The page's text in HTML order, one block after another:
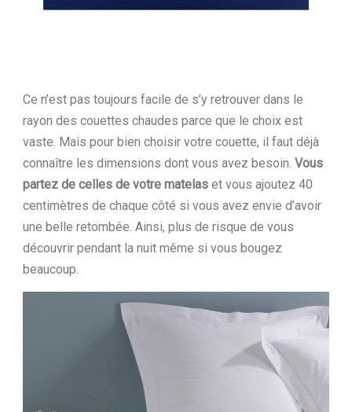
Ce n’est pas toujours facile de s’y retrouver dans le
rayon des couettes chaudes parce que le choix est
vaste. Mais pour bien choisir votre couette, il faut déjà
connaître les dimensions dont vous avez besoin. Vous
partez de celles de votre matelas et vous ajoutez 40
centimètres de chaque côté si vous avez envie d’avoir
une belle retombée. Ainsi, plus de risque de vous
découvrir pendant la nuit même si vous bougez
beaucoup.